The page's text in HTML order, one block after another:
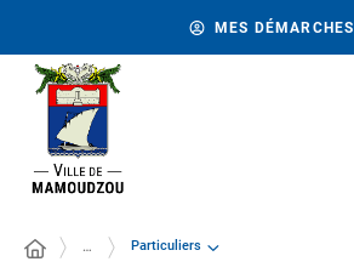
MES DÉMARCHES
… Particuliers